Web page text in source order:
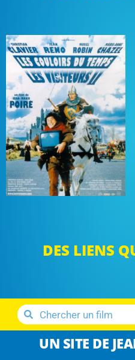
DES LIENS
UN SITE DE